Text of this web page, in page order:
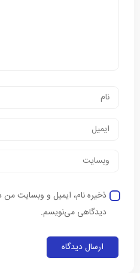
ذخیره نام، ایمیل و وبسایت من
دیدگاهی می‌نویسم.